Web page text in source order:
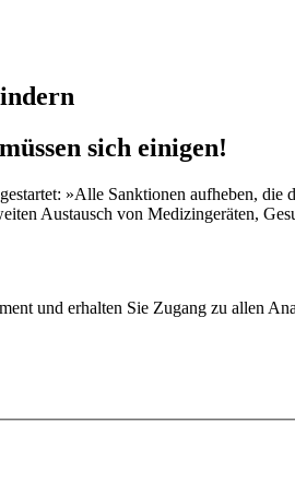
sich einigen!
»Alle Sanktionen aufheben,
Austausch von Medizingeräten,
und erhalten Sie Zugang zu allen